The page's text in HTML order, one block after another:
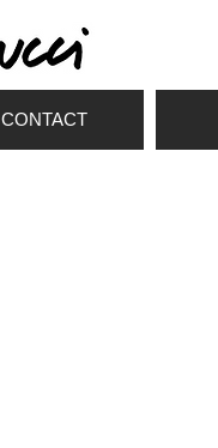
CONTACT